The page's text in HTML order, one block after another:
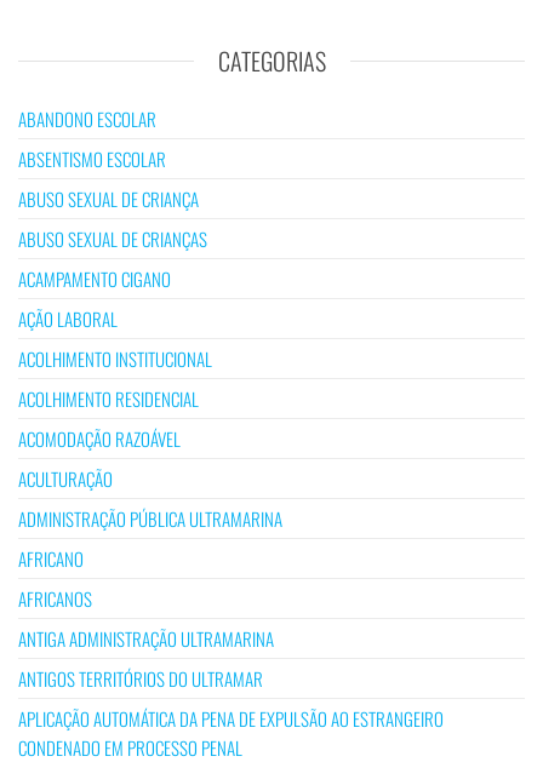
CATEGORIAS
ABANDONO ESCOLAR
ABSENTISMO ESCOLAR
ABUSO SEXUAL DE CRIANÇA
ABUSO SEXUAL DE CRIANÇAS
ACAMPAMENTO CIGANO
AÇÃO LABORAL
ACOLHIMENTO INSTITUCIONAL
ACOLHIMENTO RESIDENCIAL
ACOMODAÇÃO RAZOÁVEL
ACULTURAÇÃO
ADMINISTRAÇÃO PÚBLICA ULTRAMARINA
AFRICANO
AFRICANOS
ANTIGA ADMINISTRAÇÃO ULTRAMARINA
ANTIGOS TERRITÓRIOS DO ULTRAMAR
APLICAÇÃO AUTOMÁTICA DA PENA DE EXPULSÃO AO ESTRANGEIRO
CONDENADO EM PROCESSO PENAL